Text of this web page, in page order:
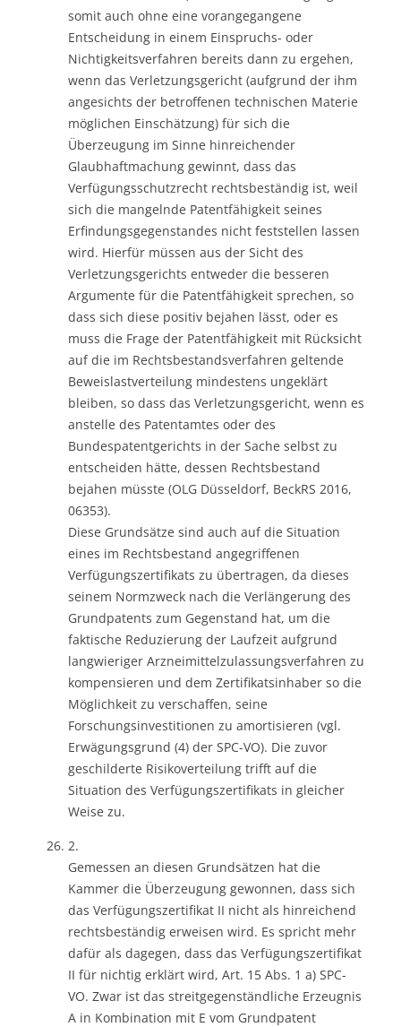
somit auch ohne eine vorangegangene
Entscheidung in einem Einspruchs- oder
Nichtigkeitsverfahren bereits dann zu ergehen,
wenn das Verletzungsgericht (aufgrund der ihm
angesichts der betroffenen technischen Materie
möglichen Einschätzung) für sich die
Überzeugung im Sinne hinreichender
Glaubhaftmachung gewinnt, dass das
Verfügungsschutzrecht rechtsbeständig ist, weil
sich die mangelnde Patentfähigkeit seines
Erfindungsgegenstandes nicht feststellen lassen
wird. Hierfür müssen aus der Sicht des
Verletzungsgerichts entweder die besseren
Argumente für die Patentfähigkeit sprechen, so
dass sich diese positiv bejahen lässt, oder es
muss die Frage der Patentfähigkeit mit Rücksicht
auf die im Rechtsbestandsverfahren geltende
Beweislastverteilung mindestens ungeklärt
bleiben, so dass das Verletzungsgericht, wenn es
anstelle des Patentamtes oder des
Bundespatentgerichts in der Sache selbst zu
entscheiden hätte, dessen Rechtsbestand
bejahen müsste (OLG Düsseldorf, BeckRS 2016,
06353).
Diese Grundsätze sind auch auf die Situation
eines im Rechtsbestand angegriffenen
Verfügungszertifikats zu übertragen, da dieses
seinem Normzweck nach die Verlängerung des
Grundpatents zum Gegenstand hat, um die
faktische Reduzierung der Laufzeit aufgrund
langwieriger Arzneimittelzulassungsverfahren zu
kompensieren und dem Zertifikatsinhaber so die
Möglichkeit zu verschaffen, seine
Forschungsinvestitionen zu amortisieren (vgl.
Erwägungsgrund (4) der SPC-VO). Die zuvor
geschilderte Risikoverteilung trifft auf die
Situation des Verfügungszertifikats in gleicher
Weise zu.
2.
Gemessen an diesen Grundsätzen hat die
Kammer die Überzeugung gewonnen, dass sich
das Verfügungszertifikat II nicht als hinreichend
rechtsbeständig erweisen wird. Es spricht mehr
dafür als dagegen, dass das Verfügungszertifikat
II für nichtig erklärt wird, Art. 15 Abs. 1 a) SPC-
VO. Zwar ist das streitgegenständliche Erzeugnis
A in Kombination mit E vom Grundpatent